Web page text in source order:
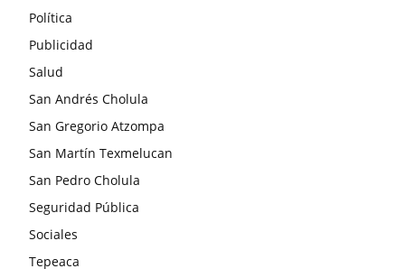
Política
Publicidad
Salud
San Andrés Cholula
San Gregorio Atzompa
San Martín Texmelucan
San Pedro Cholula
Seguridad Pública
Sociales
Tepeaca